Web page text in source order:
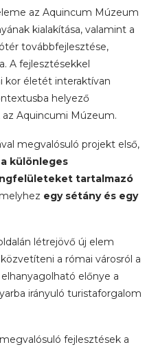
az Aquincum Múzeum
kialakítása, valamint a
továbbfejlesztése,
A fejlesztésekkel
kor életét interaktívan
helyező
Aquincumi Múzeum.
megvalósuló projekt első,
a különleges
tartalmazó
egy sétány és egy
létrejövő új elem
a római városról a
előnye a
irányuló turistaforgalom
fejlesztések a